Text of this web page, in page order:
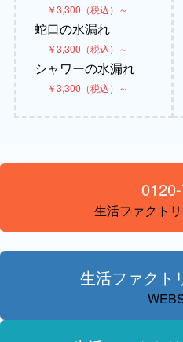
￥3,300（税込）～
蛇口の水漏れ
￥3,300（税込）～
シャワーの水漏れ
￥3,300（税込）～
生活ファクト
生活ファクト